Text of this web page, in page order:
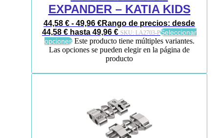
EXPANDER – KATIA KIDS
44,58 € - 49,96 €Rango de precios: desde
44,58 € hasta 49,96 € SKU: LA2703-PSeleccionar
opciones Este producto tiene múltiples variantes.
Las opciones se pueden elegir en la página de
producto